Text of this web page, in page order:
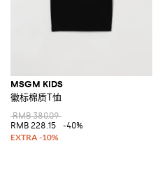
MSGM KIDS
徽标棉质T恤
RMB 380.09
RMB 228.15
-40%